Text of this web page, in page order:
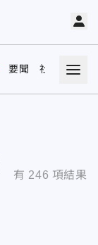
要聞 社會 娛樂
有 246 項結果